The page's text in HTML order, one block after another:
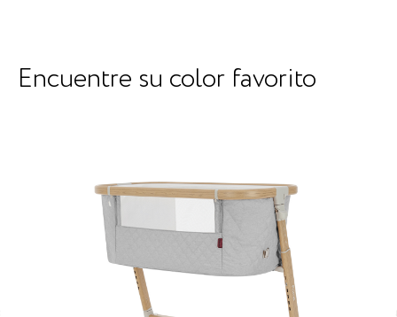
Encuentre su color favorito